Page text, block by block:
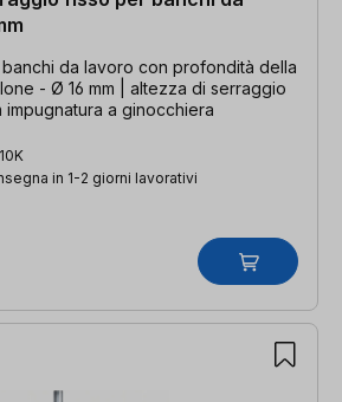
da lavoro con profondità della
- Ø 16 mm | altezza di serraggio
impugnatura a ginocchiera
in 1-2 giorni lavorativi